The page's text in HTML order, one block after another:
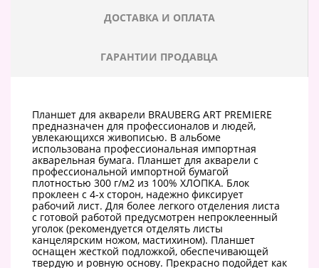
ДОСТАВКА И ОПЛАТА
ГАРАНТИИ ПРОДАВЦА
Планшет для акварели BRAUBERG ART PREMIERE
предназначен для профессионалов и людей,
увлекающихся живописью. В альбоме
использована профессиональная импортная
акварельная бумага. Планшет для акварели с
профессиональной импортной бумагой
плотностью 300 г/м2 из 100% ХЛОПКА. Блок
проклеен с 4-х сторон, надежно фиксирует
рабочий лист. Для более легкого отделения листа
с готовой работой предусмотрен непроклеенный
уголок (рекомендуется отделять листы
канцелярским ножом, мастихином). Планшет
оснащен жесткой подложкой, обеспечивающей
твердую и ровную основу. Прекрасно подойдет как